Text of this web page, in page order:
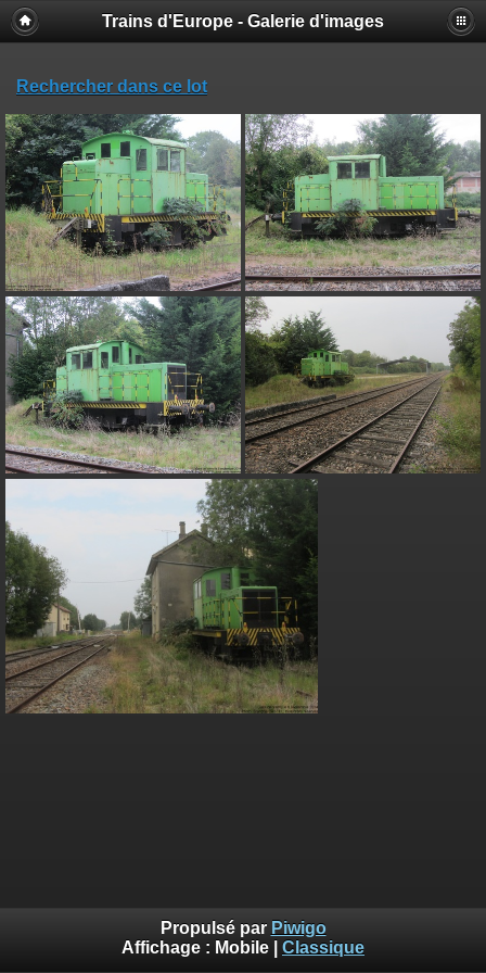
Trains d'Europe - Galerie d'images
Rechercher dans ce lot
Propulsé par Piwigo
Affichage : Mobile Classique